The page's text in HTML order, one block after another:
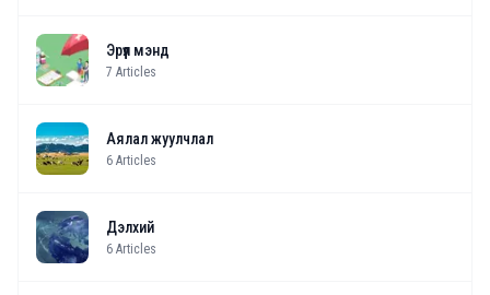
Эрүүл мэнд
7 Articles
Аялал жуулчлал
6 Articles
Дэлхий
6 Articles